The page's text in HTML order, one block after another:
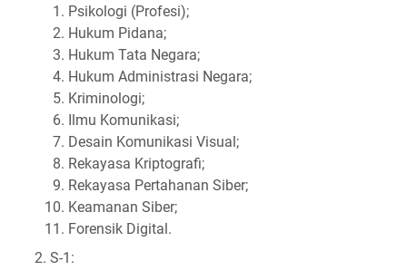
Psikologi (Profesi);
Hukum Pidana;
Hukum Tata Negara;
Hukum Administrasi Negara;
Kriminologi;
Ilmu Komunikasi;
Desain Komunikasi Visual;
Rekayasa Kriptografi;
Rekayasa Pertahanan Siber;
Keamanan Siber;
Forensik Digital.
S-1: